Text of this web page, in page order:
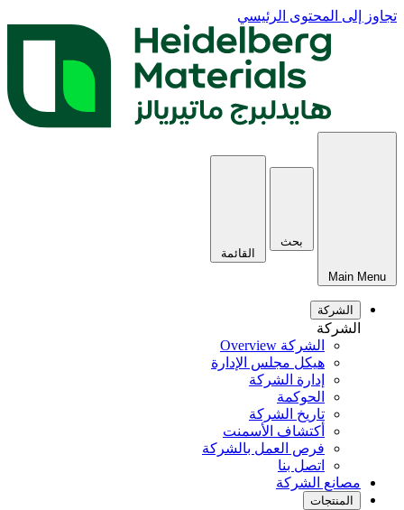
تجاوز إلى المحتوى الرئيسي
Main Menu
بحث
القائمة
الشركة
الشركة
الشركة Overview
هيكل مجلس الإدارة
إدارة الشركة
الحوكمة
تاريخ الشركة
أكتشاف الأسمنت
فرص العمل بالشركة
اتصل بنا
مصانع الشركة
المنتجات